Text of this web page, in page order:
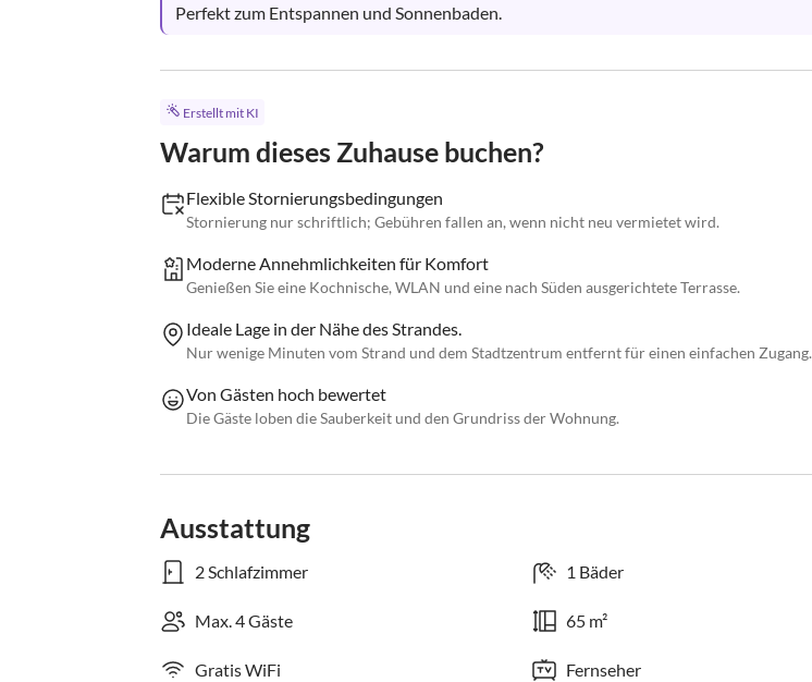
Perfekt zum Entspannen und Sonnenbaden.
Erstellt mit KI
Warum dieses Zuhause buchen?
Flexible Stornierungsbedingungen
Stornierung nur schriftlich; Gebühren fallen an, wenn nicht neu vermietet wird.
Moderne Annehmlichkeiten für Komfort
Genießen Sie eine Kochnische, WLAN und eine nach Süden ausgerichtete Terrasse.
Ideale Lage in der Nähe des Strandes.
Nur wenige Minuten vom Strand und dem Stadtzentrum entfernt für einen einfachen Zugang.
Von Gästen hoch bewertet
Die Gäste loben die Sauberkeit und den Grundriss der Wohnung.
Ausstattung
2 Schlafzimmer 1 Bäder
Max. 4 Gäste 65 m²
Gratis WiFi Fernseher